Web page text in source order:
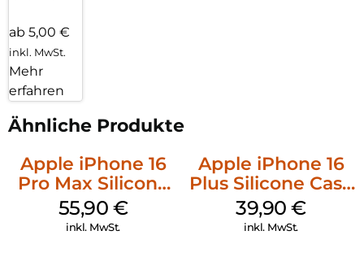
ab 5,00 €
inkl. MwSt.
Mehr
erfahren
Ähnliche Produkte
Apple iPhone 16
Pro Max Silicone
Case MagSafe
Stone Gray
55,90 €
inkl. MwSt.
Apple iPhone 16
Plus Silicone Case
MagSafe Plum
39,90€
inkl. MwSt.